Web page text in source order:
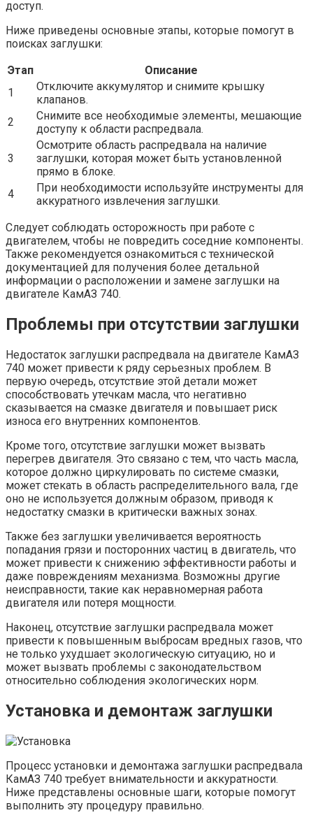
доступ.
Ниже приведены основные этапы, которые помогут в
поисках заглушки:
Этап
Описание
1
Отключите аккумулятор и снимите крышку
клапанов.
2
Снимите все необходимые элементы, мешающие
доступу к области распредвала.
3
Осмотрите область распредвала на наличие
заглушки, которая может быть установленной
прямо в блоке.
4
При необходимости используйте инструменты для
аккуратного извлечения заглушки.
Следует соблюдать осторожность при работе с
двигателем, чтобы не повредить соседние компоненты.
Также рекомендуется ознакомиться с технической
документацией для получения более детальной
информации о расположении и замене заглушки на
двигателе КамАЗ 740.
Проблемы при отсутствии заглушки
Недостаток заглушки распредвала на двигателе КамАЗ
740 может привести к ряду серьезных проблем. В
первую очередь, отсутствие этой детали может
способствовать утечкам масла, что негативно
сказывается на смазке двигателя и повышает риск
износа его внутренних компонентов.
Кроме того, отсутствие заглушки может вызвать
перегрев двигателя. Это связано с тем, что часть масла,
которое должно циркулировать по системе смазки,
может стекать в область распределительного вала, где
оно не используется должным образом, приводя к
недостатку смазки в критически важных зонах.
Также без заглушки увеличивается вероятность
попадания грязи и посторонних частиц в двигатель, что
может привести к снижению эффективности работы и
даже повреждениям механизма. Возможны другие
неисправности, такие как неравномерная работа
двигателя или потеря мощности.
Наконец, отсутствие заглушки распредвала может
привести к повышенным выбросам вредных газов, что
не только ухудшает экологическую ситуацию, но и
может вызвать проблемы с законодательством
относительно соблюдения экологических норм.
Установка и демонтаж заглушки
Процесс установки и демонтажа заглушки распредвала
КамАЗ 740 требует внимательности и аккуратности.
Ниже представлены основные шаги, которые помогут
выполнить эту процедуру правильно.